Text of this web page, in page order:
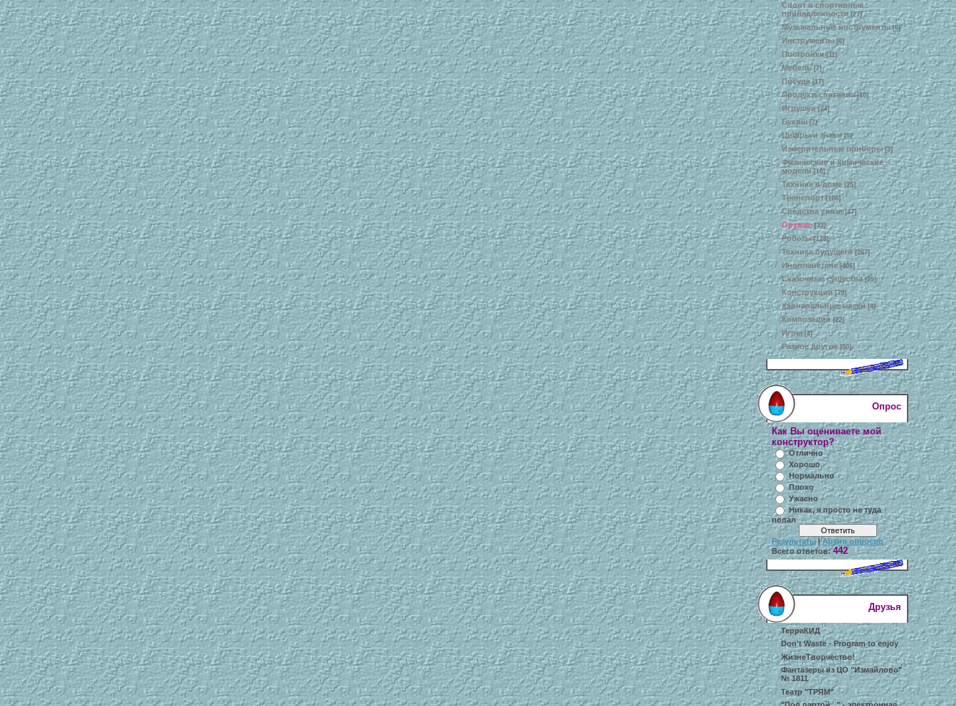
Спорт и спортивные
принадлежности [27]
Музыкальные инструменты [6]
Инструменты [6]
Постройки [11]
Мебель [7]
Посуда [17]
Продукты питания [10]
Игрушки [24]
Буквы [7]
Цифры и знаки [5]
Измерительные приборы [3]
Физические и химические
модели [10]
Техника в доме [25]
Транспорт [106]
Средства связи [47]
Оружие [33]
Роботы [128]
Техника будущего [267]
Инопланетяне [406]
Сказочные существа [29]
Конструкции [79]
Карнавальные маски [8]
Композиции [22]
Игры [4]
Разное другое [50]
Опрос
Как Вы оцениваете мой
конструктор?
Отлично
Хорошо
Нормально
Плохо
Ужасно
Никак, я просто не туда
попал
Результаты|Архив опросов
Всего ответов:442
Друзья
ТерраКИД
Don't Waste - Program to enjoy
ЖизнеТворчество!
Фантазеры из ЦО "Измайлово"
№ 1811
Театр "ТРЯМ"